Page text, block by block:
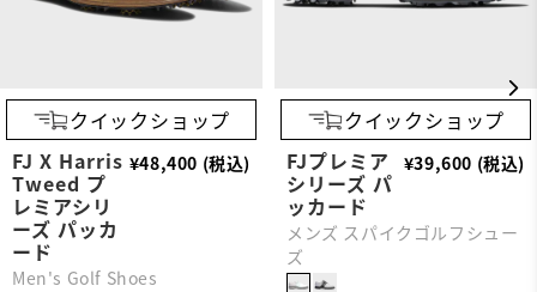
クイックショップ
FJ X Harris
Tweed プ
レミアシリ
ーズ パッカ
ード
Men's Golf Shoes
¥48,400 (税込)
クイックショップ
FJプレミア
シリーズ パ
ッカード
メンズ スパイクゴルフシュー
ズ
¥39,600 (税込)